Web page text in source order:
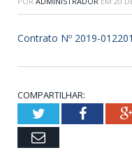
Contrato Nº 2019-
COMPARTILHAR:
Twitter
Email